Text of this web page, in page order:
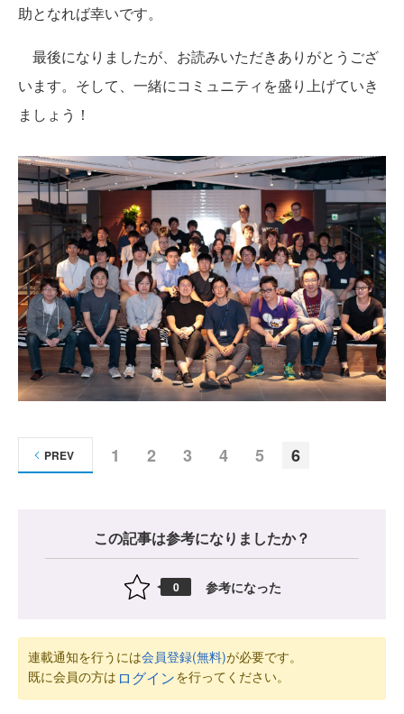
助となれば幸いです。
最後になりましたが、お読みいただきありがとうござ
います。そして、一緒にコミュニティを盛り上げていき
ましょう！
1 2 3 4 5 6
PREV
この記事は参考になりましたか？
0 参考になった
連載通知を行うには会員登録(無料)が必要です。
既に会員の方は ログインを行ってください。